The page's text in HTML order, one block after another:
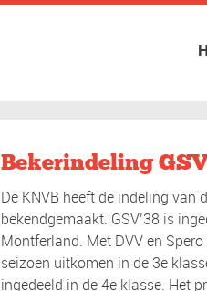
Bekerindeling
De KNVB heeft de indeling van
bekendgemaakt. GSV’38 is
Montferland. Met DVV en
seizoen uitkomen in de 3e
ingedeeld in de 4e klasse. Het